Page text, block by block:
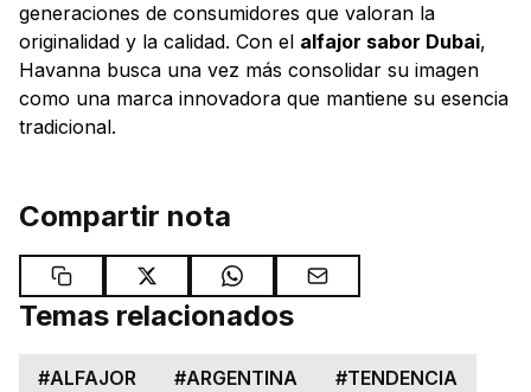
generaciones de consumidores que valoran la
originalidad y la calidad. Con el alfajor sabor Dubai,
Havanna busca una vez más consolidar su imagen
como una marca innovadora que mantiene su esencia
tradicional.
Compartir nota
Temas relacionados
#ALFAJOR #ARGENTINA #TENDENCIA